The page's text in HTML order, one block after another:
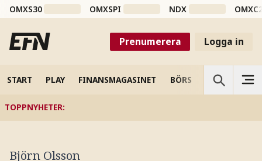
OMXS30 OMXSPI NDX
Prenumerera Logga in
START PLAY FINANSMAGASINET BÖRS VETENSKAP
TOPPNYHETER:
Björn Olsson